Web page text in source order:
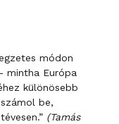
módon
mintha Európa
különösebb
be,
(Tamás